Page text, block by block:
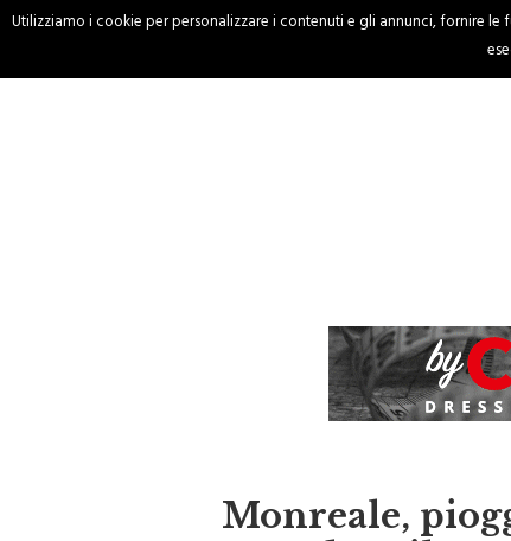
HOME
Monreale,
Utilizziamo i cookie per personalizzare i contenuti e gli annunci, fornire